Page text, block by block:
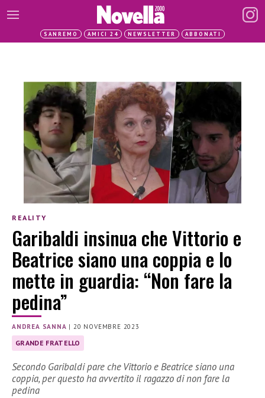
SANREMO AMICI 24 NEWSLETTER ABBONATI
REALITY
Garibaldi insinua che Vittorio e
Beatrice siano una coppia e lo
mette in guardia: “Non fare la
pedina”
ANDREA SANNA |20 NOVEMBRE 2023
GRANDE FRATELLO
Secondo Garibaldi pare che Vittorio e Beatrice siano una
coppia, per questo ha avvertito il ragazzo di non fare la
pedina